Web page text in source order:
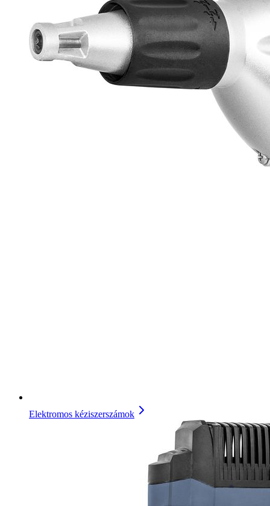
Elektromos kéziszerszámok